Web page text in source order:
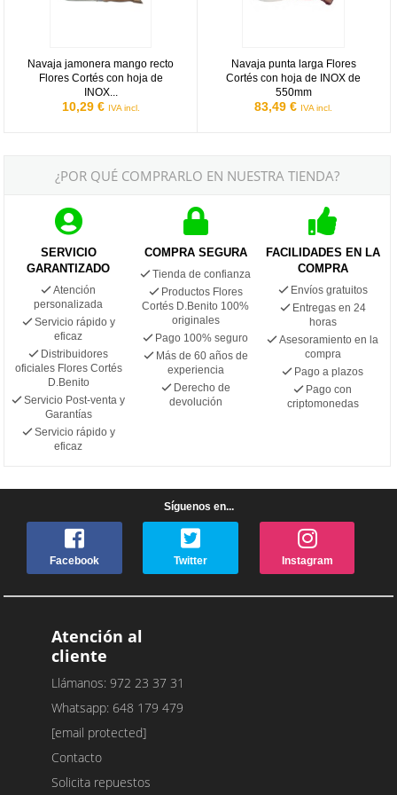
Navaja jamonera mango recto
Flores Cortés con hoja de
INOX...
10,29 € IVA incl.
Navaja punta larga Flores
Cortés con hoja de INOX de
550mm
83,49 € IVA incl.
¿POR QUÉ COMPRARLO EN NUESTRA TIENDA?
SERVICIO
GARANTIZADO
Atención
personalizada
Servicio rápido y
eficaz
Distribuidores
oficiales Flores Cortés
D.Benito
Servicio Post-venta y
Garantías
Servicio rápido y
eficaz
COMPRA SEGURA
Tienda de confianza
Productos Flores
Cortés D.Benito 100%
originales
Pago 100% seguro
Más de 60 años de
experiencia
Derecho de
devolución
FACILIDADES EN LA
COMPRA
Envíos gratuitos
Entregas en 24
horas
Asesoramiento en la
compra
Pago a plazos
Pago con
criptomonedas
Síguenos en...
Facebook Twitter Instagram
Atención al
cliente
Llámanos: 972 23 37 31
Whatsapp: 648 179 479
[email protected]
Contacto
Solicita repuestos